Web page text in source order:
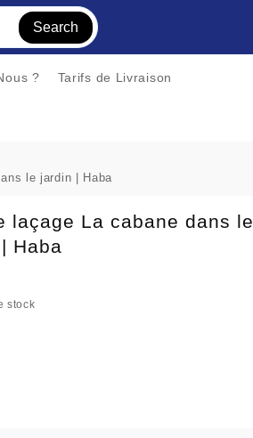
Search
? Tarifs de Livraison
le jardin | Haba
laçage La cabane dans le
Haba
stock